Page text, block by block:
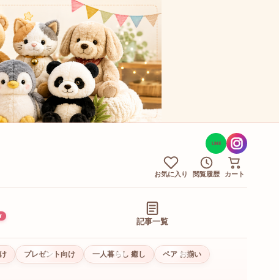
LINE
お気に入り 閲覧履歴 カート
記事一覧
プレゼント向け 一人暮らし 癒し
ペア お揃い